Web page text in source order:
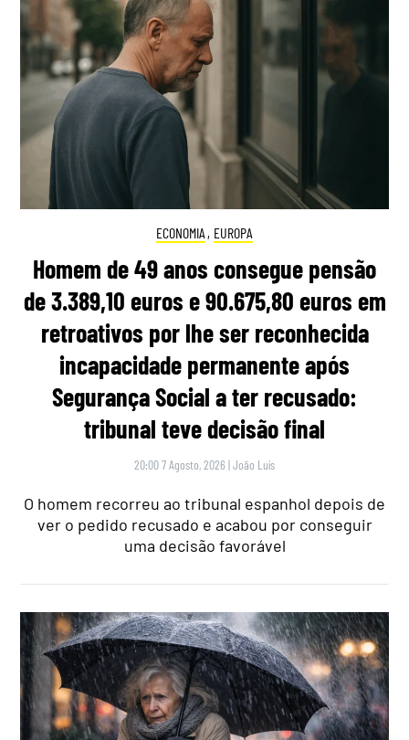
ECONOMIA , EUROPA
Homem de 49 anos consegue pensão
de 3.389,10 euros e 90.675,80 euros em
retroativos por lhe ser reconhecida
incapacidade permanente após
Segurança Social a ter recusado:
tribunal teve decisão final
20:00 7 Agosto, 2026 |João Luís
O homem recorreu ao tribunal espanhol depois de
ver o pedido recusado e acabou por conseguir
uma decisão favorável